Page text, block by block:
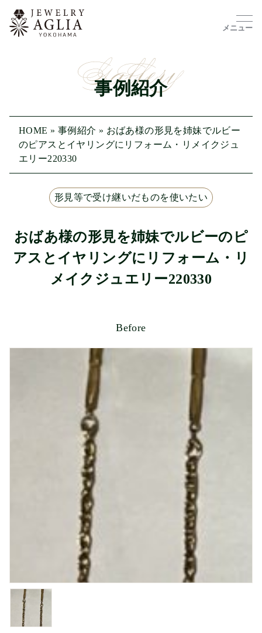
メニュー
事例紹介
HOME » 事例紹介 » おばあ様の形見を姉妹でルビー
のピアスとイヤリングにリフォーム・リメイクジュ
エリー220330
形見等で受け継いだものを使いたい
おばあ様の形見を姉妹でルビーのピ
アスとイヤリングにリフォーム・リ
メイクジュエリー220330
Before